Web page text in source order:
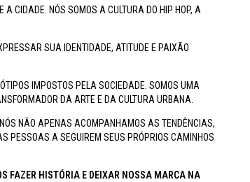
CIDADE. NÓS SOMOS A CULTURA DO HIP HOP, A
SUA IDENTIDADE, ATITUDE E PAIXÃO
IMPOSTOS PELA SOCIEDADE. SOMOS UMA
DA ARTE E DA CULTURA URBANA.
NÃO APENAS ACOMPANHAMOS AS TENDÊNCIAS,
PESSOAS A SEGUIREM SEUS PRÓPRIOS CAMINHOS
FAZER HISTÓRIA E DEIXAR NOSSA MARCA NA